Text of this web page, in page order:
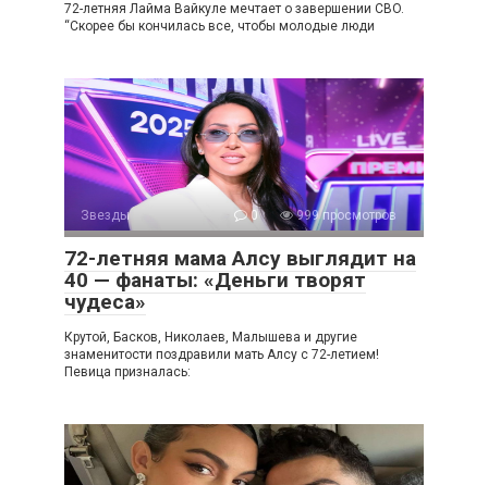
72-летняя Лайма Вайкуле мечтает о завершении CBO.
“Скорее бы кончилась все, чтобы молодые люди
Звезды 0 999 просмотров
72-летняя мама Алсу выглядит на
40 — фанаты: «Деньги творят
чудеса»
Крутой, Басков, Николаев, Малышева и другие
знаменитости поздравили мать Алсу с 72-летием!
Певица призналась: